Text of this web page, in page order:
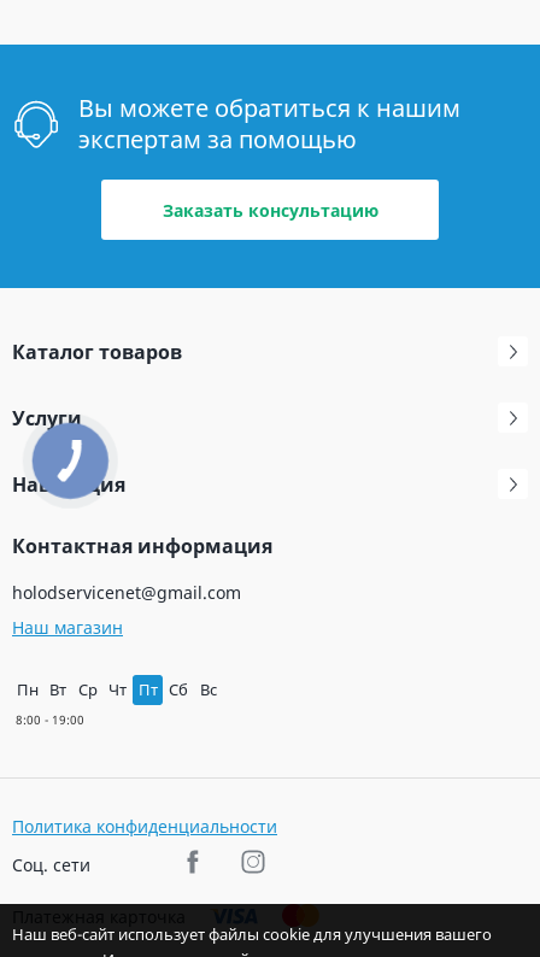
Вы можете обратиться к нашим
экспертам за помощью
Заказать консультацию
Каталог товаров
Услуги
Навигация
Контактная информация
holodservicenet@gmail.com
Наш магазин
Пн Вт Ср Чт Пт Сб Вс
Политика конфиденциальности
Соц. сети
Наш веб-сайт использует файлы cookie для улучшения вашего